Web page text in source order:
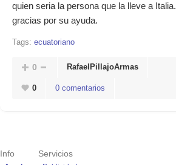
quien seria la persona que la lleve a Italia.
gracias por su ayuda.
Tags: ecuatoriano
0 RafaelPillajoArmas
0 0 comentarios
Info Servicios